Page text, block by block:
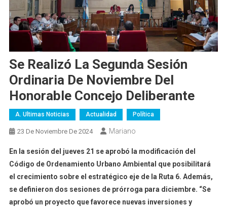
Se Realizó La Segunda Sesión
Ordinaria De Noviembre Del
Honorable Concejo Deliberante
A. Ultimas Noticias Actualidad Política
23 De Noviembre De 2024 Mariano
En la sesión del jueves 21 se aprobó lamodificación del
Código de Ordenamiento Urbano Ambiental que posibilitará
el crecimiento sobre el estratégico eje de la Ruta 6. Además,
se definieron dos sesiones de prórroga para diciembre. “Se
aprobó un proyecto que favorece nuevas inversiones y